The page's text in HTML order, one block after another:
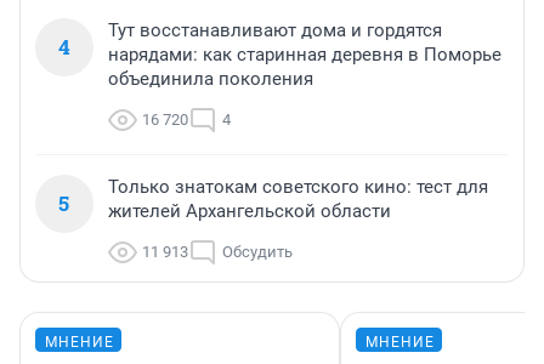
4
Тут восстанавливают дома и гордятся
нарядами: как старинная деревня в Поморье
объединила поколения
16 720 4
5
Только знатокам советского кино: тест для
жителей Архангельской области
11 913 Обсудить
МНЕНИЕ МНЕНИЕ